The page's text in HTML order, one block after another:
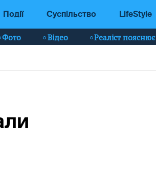
Події Суспільство LifeStyle
Фото Відео Реаліст пояснює